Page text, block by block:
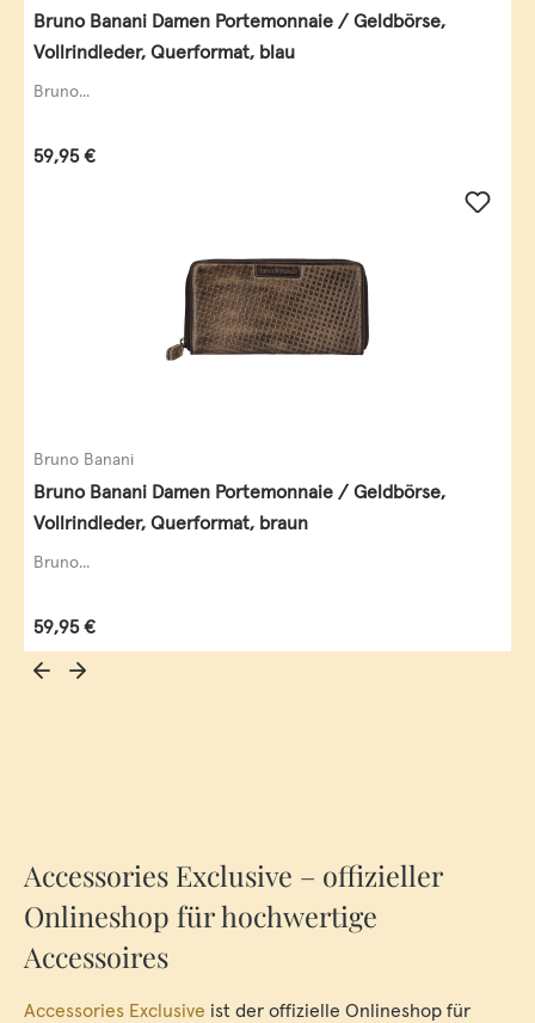
Bruno Banani Damen Portemonnaie / Geldbörse,
Vollrindleder, Querformat, blau
Bruno...
Regulärer Preis:
59,95 €
Bruno Banani
Bruno Banani Damen Portemonnaie / Geldbörse,
Vollrindleder, Querformat, braun
Bruno...
Regulärer Preis:
59,95 €
Accessories Exclusive – offizieller
Onlineshop für hochwertige
Accessoires
Accessories Exclusive ist der offizielle Onlineshop für